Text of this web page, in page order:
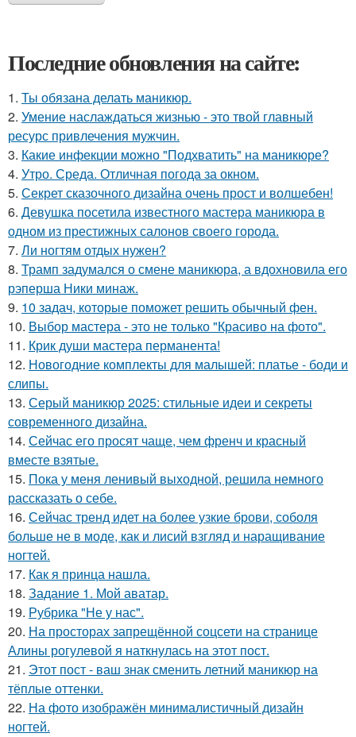
Последние обновления на сайте:
1. Ты обязана делать маникюр.
2. Умение наслаждаться жизнью - это твой главный
ресурс привлечения мужчин.
3. Какие инфекции можно "Подхватить" на маникюре?
4. Утро. Среда. Отличная погода за окном.
5. Секрет сказочного дизайна очень прост и волшебен!
6. Девушка посетила известного мастера маникюра в
одном из престижных салонов своего города.
7. Ли ногтям отдых нужен?
8. Трамп задумался о смене маникюра, а вдохновила его
рэперша Ники минаж.
9. 10 задач, которые поможет решить обычный фен.
10. Выбор мастера - это не только "Красиво на фото".
11. Крик души мастера перманента!
12. Новогодние комплекты для малышей: платье - боди и
слипы.
13. Серый маникюр 2025: стильные идеи и секреты
современного дизайна.
14. Сейчас его просят чаще, чем френч и красный
вместе взятые.
15. Пока у меня ленивый выходной, решила немного
рассказать о себе.
16. Сейчас тренд идет на более узкие брови, соболя
больше не в моде, как и лисий взгляд и наращивание
ногтей.
17. Как я принца нашла.
18. Задание 1. Мой аватар.
19. Рубрика "Не у нас".
20. На просторах запрещённой соцсети на странице
Алины рогулевой я наткнулась на этот пост.
21. Этот пост - ваш знак сменить летний маникюр на
тёплые оттенки.
22. На фото изображён минималистичный дизайн
ногтей.